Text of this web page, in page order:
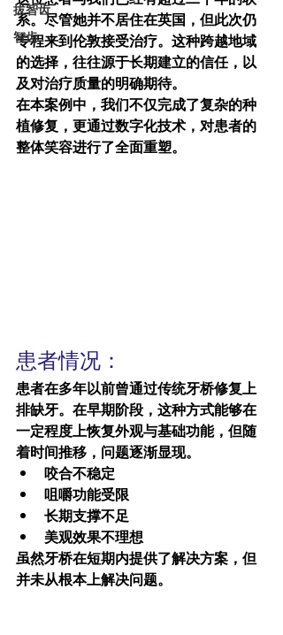
拔智齿
智齿
系。尽管她并不居住在英国，但此次仍
专程来到伦敦接受治疗。这种跨越地域
的选择，往往源于长期建立的信任，以
及对治疗质量的明确期待。
在本案例中，我们不仅完成了复杂的种
植修复，更通过数字化技术，对患者的
整体笑容进行了全面重塑。
患者情况：
患者在多年以前曾通过传统牙桥修复上
排缺牙。在早期阶段，这种方式能够在
一定程度上恢复外观与基础功能，但随
着时间推移，问题逐渐显现。
咬合不稳定
咀嚼功能受限
长期支撑不足
美观效果不理想
虽然牙桥在短期内提供了解决方案，但
并未从根本上解决问题。